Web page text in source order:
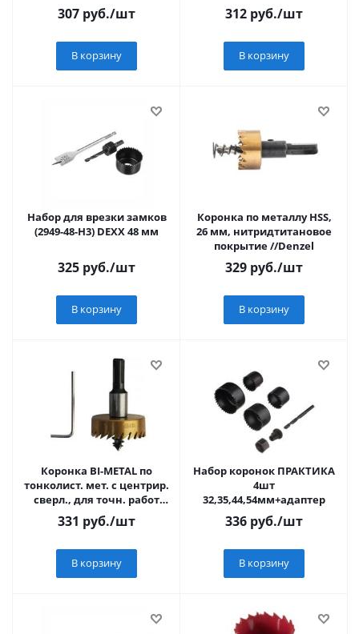
307 руб./шт
В корзину
312 руб./шт
В корзину
Набор для врезки замков
(2949-48-H3) DEXX 48 мм
325 руб./шт
В корзину
Коронка по металлу HSS,
26 мм, нитридтитановое
покрытие //Denzel
329 руб./шт
В корзину
Коронка BI-METAL по
тонколист. мет. с центрир.
сверл., для точн. работ
Sturm! 1090-S04-BI-41
331 руб./шт
В корзину
Набор коронок ПРАКТИКА
4шт
32,35,44,54мм+адаптер
336 руб./шт
В корзину